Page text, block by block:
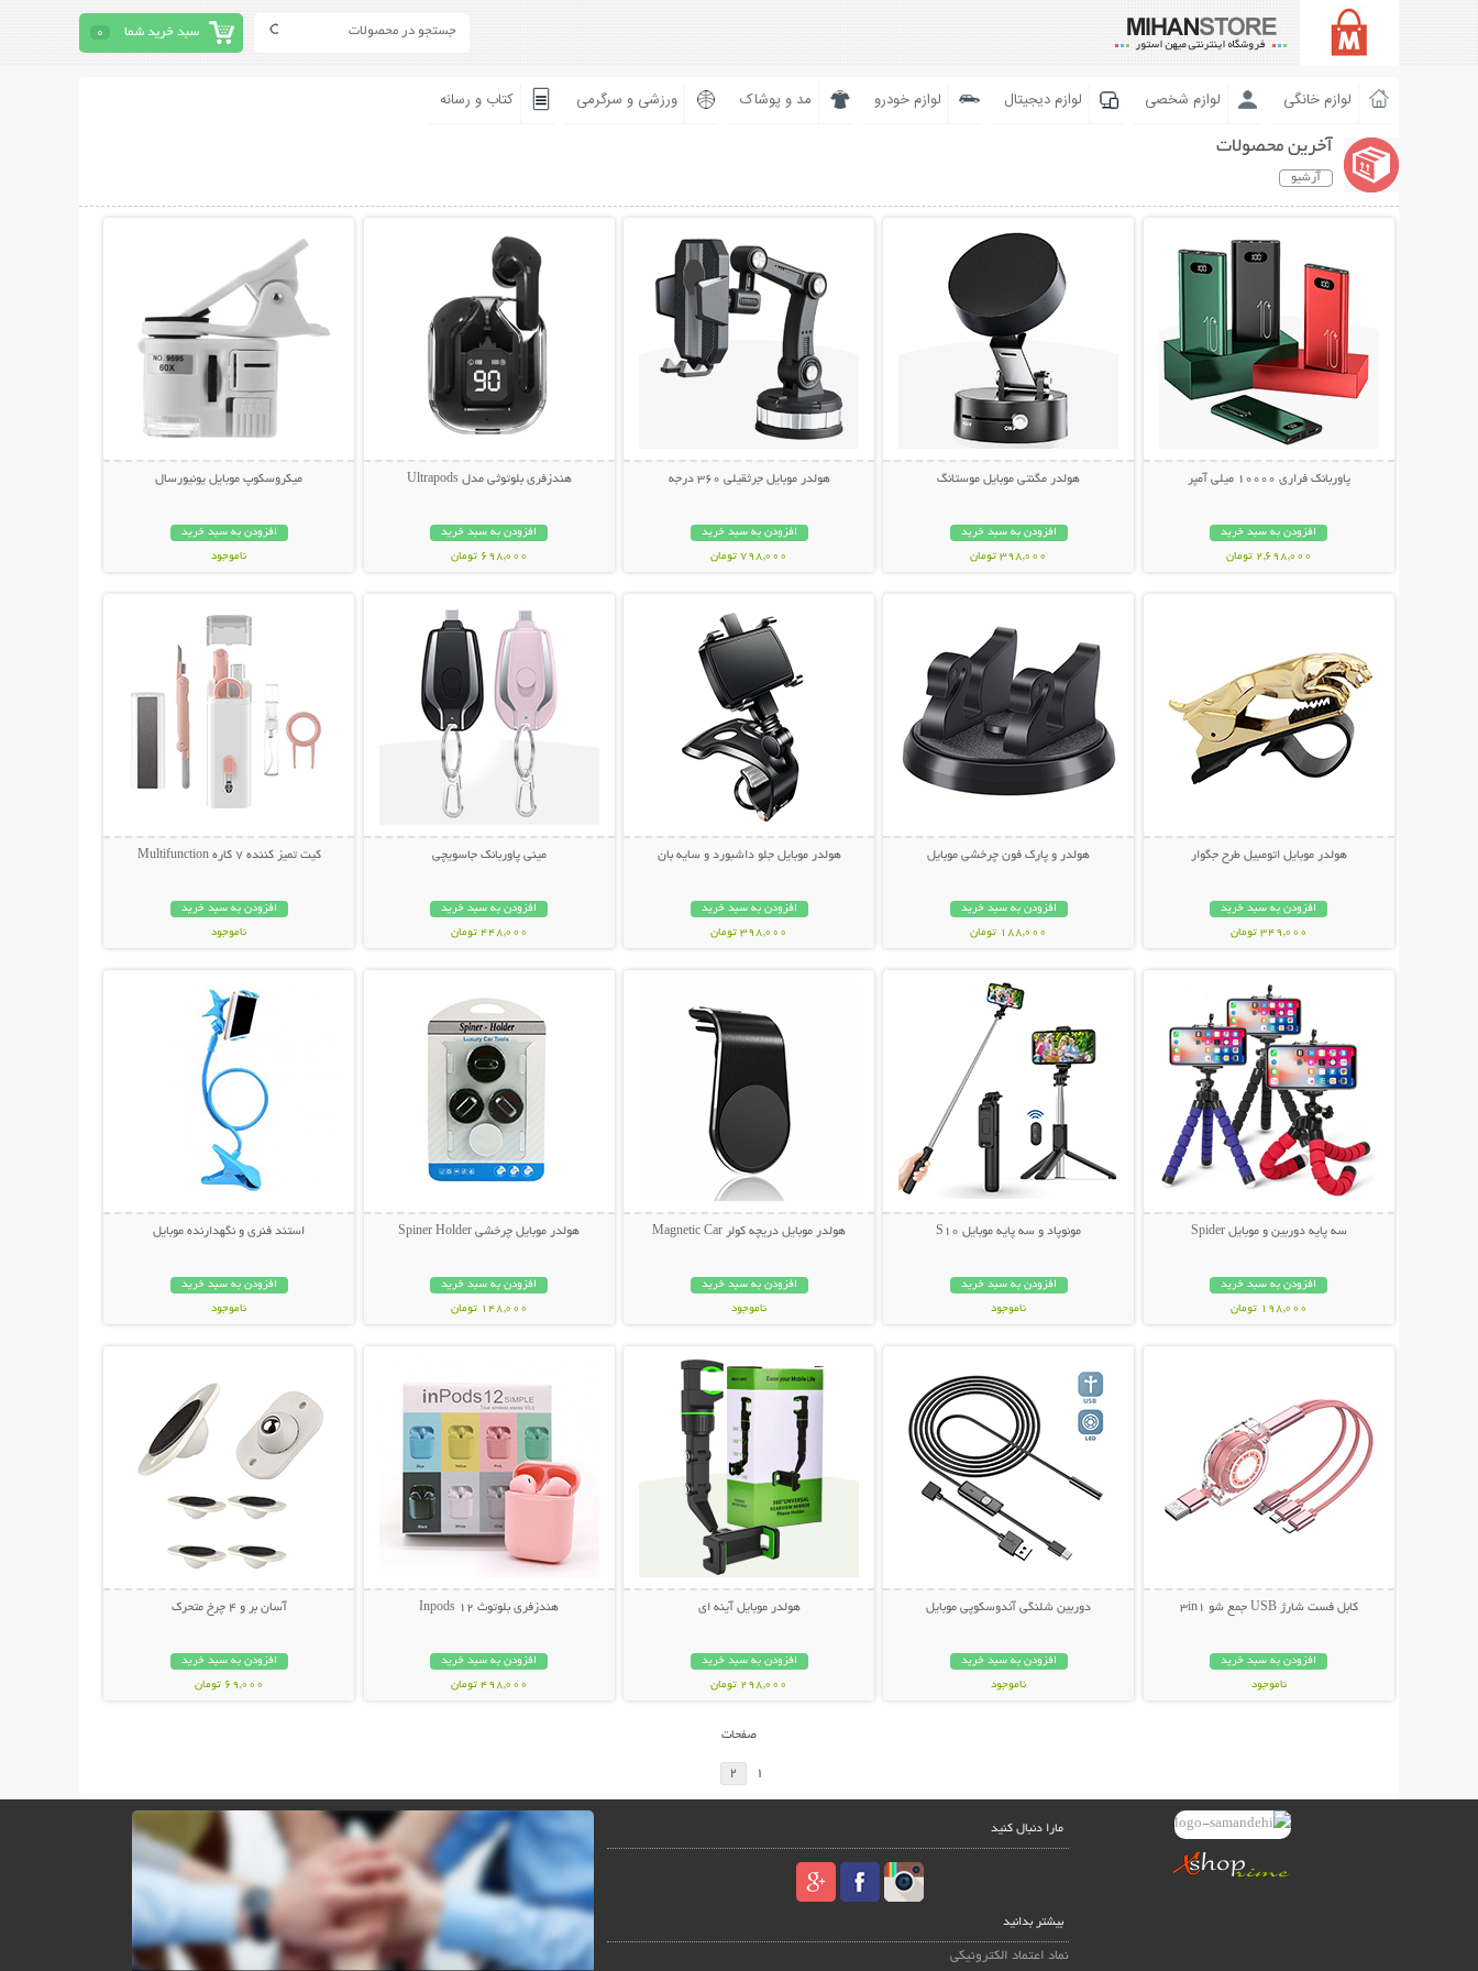
سبد خرید شما 0
لوازم خانگی لوازم شخصی لوازم دیجیتال لوازم خودرو مد و پوشاک ورزشی و سرگرمی کتاب و رسانه
آخرین محصولات
آرشیو
پاوربانک فراری 10000 میلی آمپر
افزودن به سبد خرید
2,698,000 تومان
هولدر مگنتی موبایل موستانگ
افزودن به سبد خرید
398,000 تومان
هولدر موبایل جرثقیلی 360 درجه
افزودن به سبد خرید
798,000 تومان
هندزفری بلوتوثی مدل Ultrapods
افزودن به سبد خرید
698,000 تومان
میکروسکوپ موبایل یونیورسال
افزودن به سبد خرید
ناموجود
هولدر موبایل اتومبیل طرح جگوار
افزودن به سبد خرید
349,000 تومان
هولدر و پارک فون چرخشی موبایل
افزودن به سبد خرید
188,000 تومان
هولدر موبایل جلو داشبورد و سایه بان
افزودن به سبد خرید
398,000 تومان
مینی پاوربانک جاسویچی
افزودن به سبد خرید
448,000 تومان
کیت تمیز کننده 7 کاره Multifunction
افزودن به سبد خرید
ناموجود
سه پایه دوربین و موبایل Spider
افزودن به سبد خرید
198,000 تومان
مونوپاد و سه پایه موبایل S10
افزودن به سبد خرید
ناموجود
هولدر موبایل دریچه کولر Magnetic Car
افزودن به سبد خرید
ناموجود
هولدر موبایل چرخشی Spiner Holder
افزودن به سبد خرید
148,000 تومان
استند فنری و نگهدارنده موبایل
افزودن به سبد خرید
ناموجود
کابل فست شارژ USB جمع شو 3in1
افزودن به سبد خرید
ناموجود
دوربین شلنگی آندوسکوپی موبایل
افزودن به سبد خرید
ناموجود
هولدر موبایل آینه ای
افزودن به سبد خرید
298,000 تومان
هندزفری بلوتوث Inpods 12
افزودن به سبد خرید
498,000 تومان
آسان بر و 4 چرخ متحرک
افزودن به سبد خرید
69,000 تومان
صفحات
1
2
مارا دنبال کنید
بیشتر بدانید
نماد اعتماد الکترونیکی